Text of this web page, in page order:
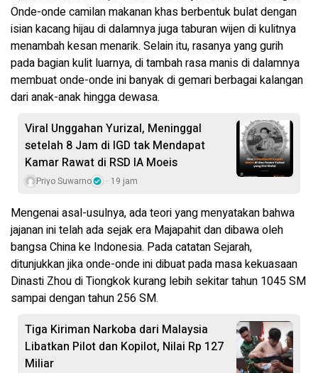
Onde-onde camilan makanan khas berbentuk bulat dengan
isian kacang hijau di dalamnya juga taburan wijen di kulitnya
menambah kesan menarik. Selain itu, rasanya yang gurih
pada bagian kulit luarnya, di tambah rasa manis di dalamnya
membuat onde-onde ini banyak di gemari berbagai kalangan
dari anak-anak hingga dewasa.
Viral Unggahan Yurizal, Meninggal
setelah 8 Jam di IGD tak Mendapat
Kamar Rawat di RSD IA Moeis
Priyo Suwarno 19 jam
Mengenai asal-usulnya, ada teori yang menyatakan bahwa
jajanan ini telah ada sejak era Majapahit dan dibawa oleh
bangsa China ke Indonesia. Pada catatan Sejarah,
ditunjukkan jika onde-onde ini dibuat pada masa kekuasaan
Dinasti Zhou di Tiongkok kurang lebih sekitar tahun 1045 SM
sampai dengan tahun 256 SM.
Tiga Kiriman Narkoba dari Malaysia
Libatkan Pilot dan Kopilot, Nilai Rp 127
Miliar